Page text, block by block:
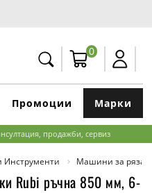
0
Марки
Промоции
продажби, сервиз
Машини за
Rubi ръчна 850 мм, 6-